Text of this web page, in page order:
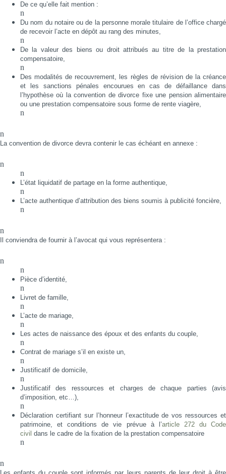
De ce qu’elle fait mention :
n
Du nom du notaire ou de la personne morale titulaire de l’office chargé
de recevoir l’acte en dépôt au rang des minutes,
n
De la valeur des biens ou droit attribués au titre de la prestation
compensatoire,
n
Des modalités de recouvrement, les règles de révision de la créance
et les sanctions pénales encourues en cas de défaillance dans
l’hypothèse où la convention de divorce fixe une pension alimentaire
ou une prestation compensatoire sous forme de rente viagère,
n
n
La convention de divorce devra contenir le cas échéant en annexe :
n
n
L’état liquidatif de partage en la forme authentique,
n
L’acte authentique d’attribution des biens soumis à publicité foncière,
n
n
Il conviendra de fournir à l’avocat qui vous représentera :
n
n
Pièce d’identité,
n
Livret de famille,
n
L’acte de mariage,
n
Les actes de naissance des époux et des enfants du couple,
n
Contrat de mariage s’il en existe un,
n
Justificatif de domicile,
n
Justificatif des ressources et charges de chaque parties (avis
d’imposition, etc…),
n
Déclaration certifiant sur l’honneur l’exactitude de vos ressources et
patrimoine, et conditions de vie prévue à l’article 272 du Code
civil dans le cadre de la fixation de la prestation compensatoire
n
n